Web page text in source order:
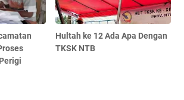
Hultah ke 12 Ada Apa Dengan
TKSK NTB